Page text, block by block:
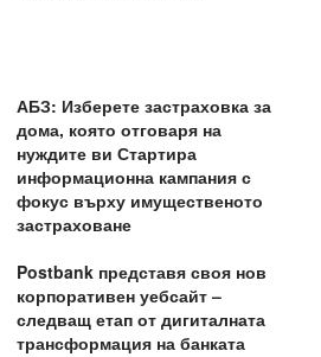
АБЗ: Изберете застраховка за
дома, която отговаря на
нуждите ви Стартира
информационна кампания с
фокус върху имущественото
застраховане
Postbank представя своя нов
корпоративен уебсайт –
следващ етап от дигиталната
трансформация на банката